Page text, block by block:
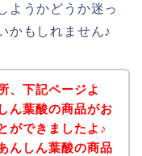
ようかどうか迷っ
かもしれません♪
、下記ページよ
ん葉酸の商品がお
ができましたよ♪
んしん葉酸の商品